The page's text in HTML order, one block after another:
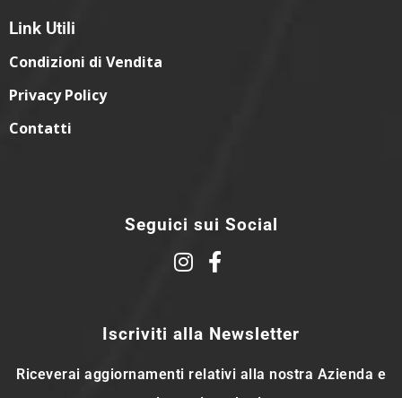
Link Utili
Condizioni di Vendita
Privacy Policy
Contatti
Seguici sui Social
Iscriviti alla Newsletter
Riceverai aggiornamenti relativi alla nostra Azienda e